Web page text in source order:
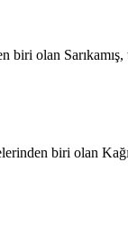
biri olan
biri olan